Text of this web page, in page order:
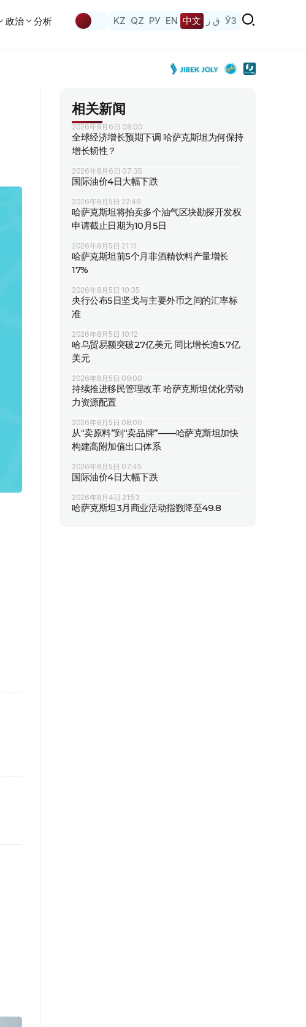
政治 分析 KZ QZ РУ EN 中文 ق ز ЎЗ
相关新闻
2026年8月6日 08:00
全球经济增长预期下调 哈萨克斯坦为何保持
增长韧性？
2026年8月6日 07:35
国际油价4日大幅下跌
2026年8月5日 22:46
哈萨克斯坦将拍卖多个油气区块勘探开发权
申请截止日期为10月5日
2026年8月5日 21:11
哈萨克斯坦前5个月非酒精饮料产量增长
17%
2026年8月5日 10:35
央行公布5日坚戈与主要外币之间的汇率标
准
2026年8月5日 10:12
哈乌贸易额突破27亿美元 同比增长逾5.7亿
美元
2026年8月5日 09:00
持续推进移民管理改革 哈萨克斯坦优化劳动
力资源配置
2026年8月5日 08:00
从“卖原料”到“卖品牌”——哈萨克斯坦加快
构建高附加值出口体系
2026年8月5日 07:45
国际油价4日大幅下跌
2026年8月4日 21:53
哈萨克斯坦3月商业活动指数降至49.8